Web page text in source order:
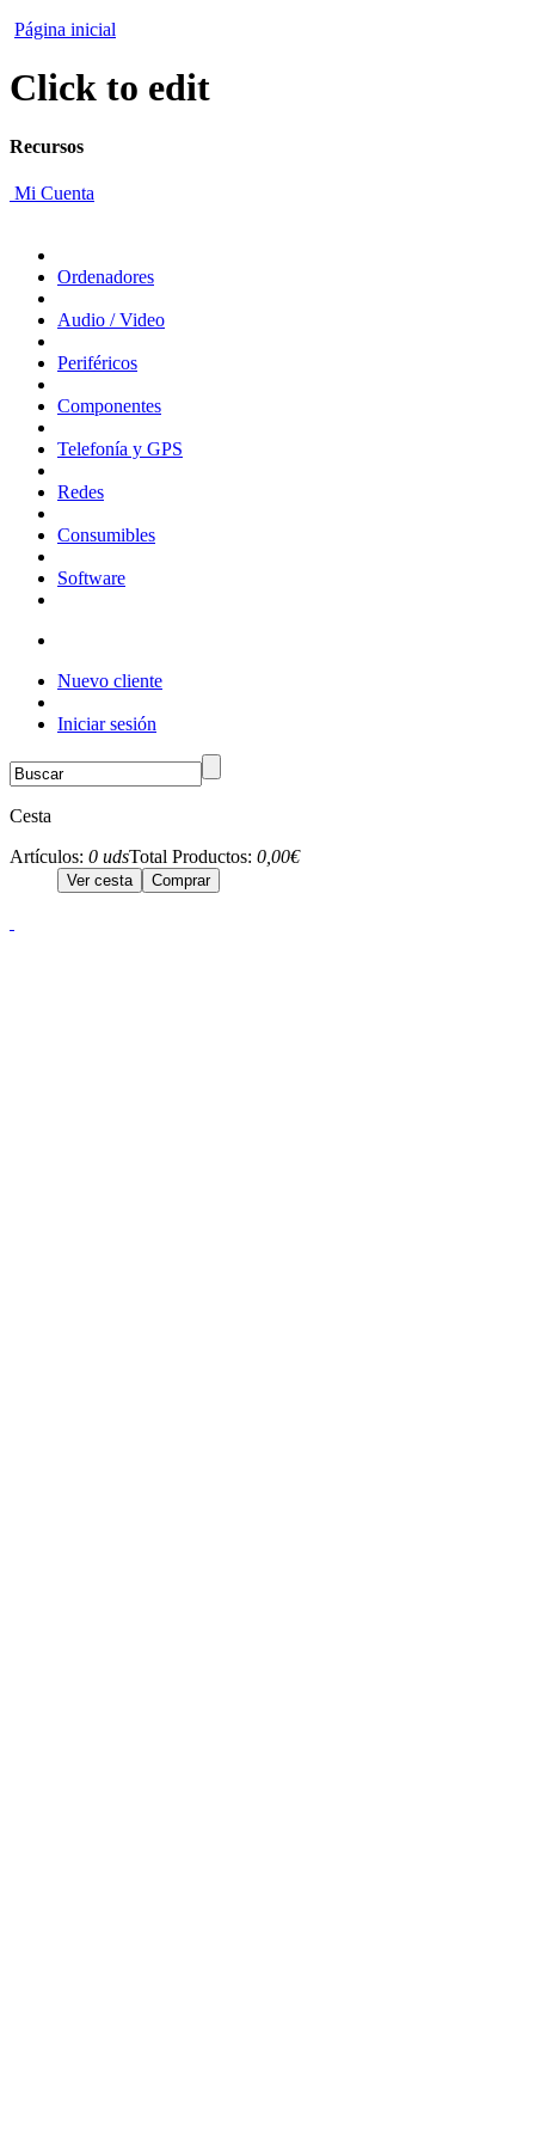
Página inicial
Click to edit
Recursos
Mi Cuenta
Ordenadores
Audio / Video
Periféricos
Componentes
Telefonía y GPS
Redes
Consumibles
Software
Nuevo cliente
Iniciar sesión
Cesta
Artículos: 0 udsTotal Productos: 0,00€